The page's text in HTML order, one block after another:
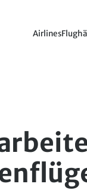
Airlines